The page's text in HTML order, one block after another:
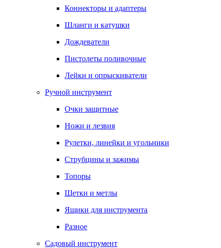
Коннекторы и адаптеры
Шланги и катушки
Дождеватели
Пистолеты поливочные
Лейки и опрыскиватели
Ручной инструмент
Очки защитные
Ножи и лезвия
Рулетки, линейки и угольники
Струбцины и зажимы
Топоры
Щетки и метлы
Ящики для инструмента
Разное
Садовый инструмент